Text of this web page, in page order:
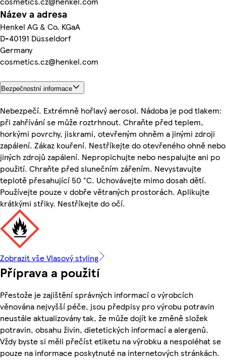
Název a adresa
Henkel AG & Co. KGaA
D-40191 Düsseldorf
Germany
cosmetics.cz@henkel.com
Bezpečnostní informace
Nebezpečí. Extrémně hořlavý aerosol. Nádoba je pod tlakem:
při zahřívání se může roztrhnout. Chraňte před teplem,
horkými povrchy, jiskrami, otevřeným ohněm a jinými zdroji
zapálení. Zákaz kouření. Nestříkejte do otevřeného ohně nebo
jiných zdrojů zapálení. Nepropichujte nebo nespalujte ani po
použití. Chraňte před slunečním zářením. Nevystavujte
teplotě přesahující 50 °C. Uchovávejte mimo dosah dětí.
Používejte pouze v dobře větraných prostorách. Aplikujte
krátkými střiky. Nestříkejte do očí.
Zobrazit vše Vlasový styling
Příprava a použití
Přestože je zajištění správných informací o výrobcích
věnována nejvyšší péče, jsou předpisy pro výrobu potravin
neustále aktualizovány tak, že může dojít ke změně složek
potravin, obsahu živin, dietetických informací a alergenů.
Vždy byste si měli přečíst etiketu na výrobku a nespoléhat se
pouze na informace poskytnuté na internetových stránkách.